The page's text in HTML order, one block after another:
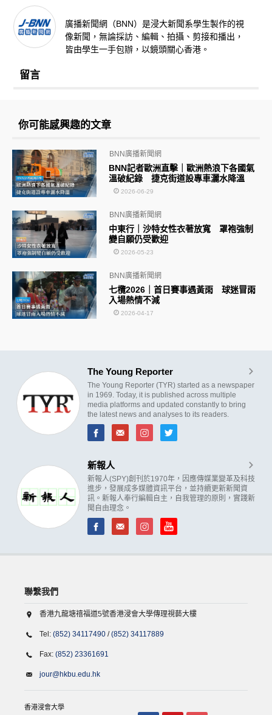
廣播新聞網（BNN）是浸大新聞系學生製作的視
像新聞，無論採訪、編輯、拍攝、剪接和播出，
皆由學生一手包辦，以鏡頭關心香港。
留言
你可能感興趣的文章
BNN記者歐洲直擊｜歐洲熱浪下各國氣
溫破紀錄 捷克街道設專車灑水降溫
BNN廣播新聞網
2026-06-29
中東行｜沙特女性衣著放寬 罩袍強制
變自願仍受歡迎
BNN廣播新聞網
2026-05-23
七欖2026｜首日賽事遇黃雨 球迷冒雨
入場熱情不減
BNN廣播新聞網
2026-04-17
The Young Reporter
The Young Reporter (TYR) started as a newspaper
in 1969. Today, it is published across multiple
media platforms and updated constantly to bring
the latest news and analyses to its readers.
新報人
新報人(SPY)創刊於1970年，因應傳媒業變革及科技
進步，發展成多媒體資訊平台，並持續更新新聞資
訊。新報人奉行編輯自主，自我管理的原則，實踐新
聞自由理念。
聯繫我們
香港九龍塘禧福道5號香港浸會大學傳理視藝大樓
Tel: (852) 34117490 /(852) 34117889
Fax: (852) 23361691
jour@hkbu.edu.hk
香港浸會大學